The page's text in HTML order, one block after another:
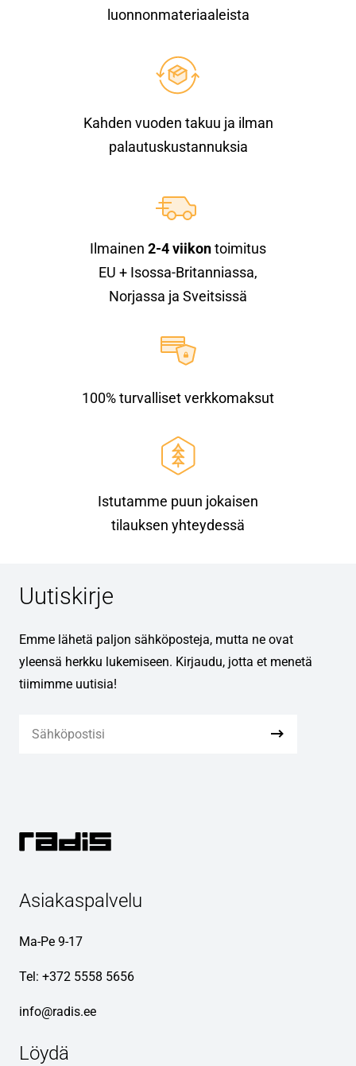
luonnonmateriaaleista
Kahden vuoden takuu ja ilman
palautuskustannuksia
Ilmainen 2-4 viikontoimitus
EU + Isossa-Britanniassa,
Norjassa ja Sveitsissä
100% turvalliset verkkomaksut
Istutamme puun jokaisen
tilauksen yhteydessä
Uutiskirje
Emme lähetä paljon sähköposteja, mutta ne ovat
yleensä herkku lukemiseen. Kirjaudu, jotta et menetä
tiimimme uutisia!
Asiakaspalvelu
Ma-Pe 9-17
Tel: +372 5558 5656
info@radis.ee
Löydä